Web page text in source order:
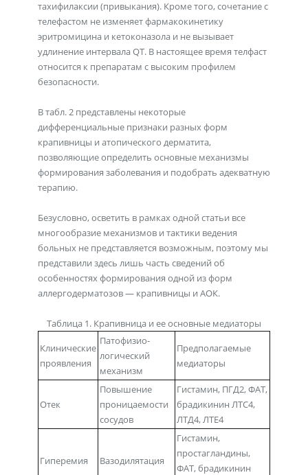
тахифилаксии (привыкания). Кроме того, сочетание с
телефастом не изменяет фармакокинетику
эритромицина и кетоконазола и не вызывает
удлинение интервала QT. В настоящее время телфаст
относится к препаратам с высоким профилем
безопасности.
В табл. 2 представлены некоторые
дифференциальные признаки разных форм
крапивницы и атопического дерматита,
позволяющие определить основные механизмы
формирования заболевания и подобрать адекватную
терапию.
Безусловно, осветить в рамках одной статьи все
многообразие механизмов и тактики ведения
больных не представляется возможным, поэтому мы
представили здесь лишь часть сведений об
особенностях формирования одной из форм
аллергодерматозов — крапивницы и АОК.
Таблица 1. Крапивница и ее основные медиаторы
Клинические
проявления
Патофизио-
логический
механизм
Предполагаемые
медиаторы
Отек
Повышение
проницаемости
сосудов
Гистамин, ПГД2, ФАТ,
брадикинин ЛТС4,
ЛТД4, ЛТЕ4
Гиперемия Вазодилятация
Гистамин,
простагландины,
ФАТ, брадикинин